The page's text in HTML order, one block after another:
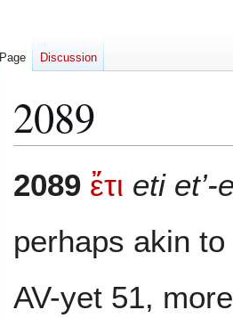
2089
to
to
2089 ἔτι eti et’-
perhaps akin to
AV-yet 51,
Page Discussion